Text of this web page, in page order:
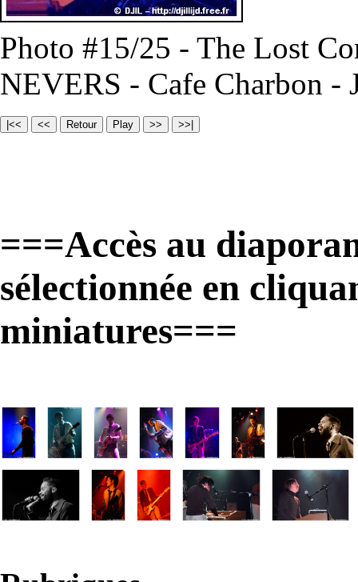
Photo #15/25 - The Lost
NEVERS - Cafe Charbon -
===Accès au
sélectionnée en
miniatures===